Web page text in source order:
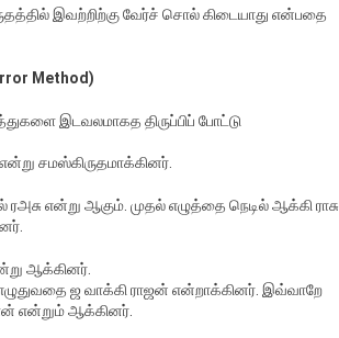
இவற்றிற்கு வேர்ச் சொல் கிடையாது என்பதை
Method)
இடவலமாகத திருப்பிப் போட்டு
சமஸ்கிருதமாக்கினர்.
என்று ஆகும். முதல் எழுத்தை நெடில் ஆக்கி ராசு
ஆக்கினர்.
ஜ வாக்கி ராஜன் என்றாக்கினர். இவ்வாறே
என்றும் ஆக்கினர்.